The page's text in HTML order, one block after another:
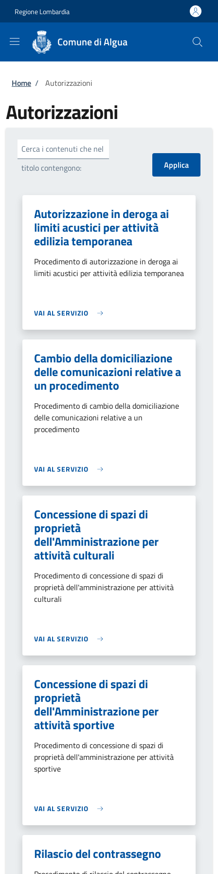
Regione Lombardia
Comune di Algua
Briciole di pane
Home / Autorizzazioni
Autorizzazioni
Cerca i contenuti che nel
titolo contengono:
Autorizzazione in deroga ai
limiti acustici per attività
edilizia temporanea
Procedimento di autorizzazione in deroga ai
limiti acustici per attività edilizia temporanea
VAI AL SERVIZIO
Cambio della domiciliazione
delle comunicazioni relative a
un procedimento
Procedimento di cambio della domiciliazione
delle comunicazioni relative a un
procedimento
VAI AL SERVIZIO
Concessione di spazi di
proprietà
dell'Amministrazione per
attività culturali
Procedimento di concessione di spazi di
proprietà dell'amministrazione per attività
culturali
VAI AL SERVIZIO
Concessione di spazi di
proprietà
dell'Amministrazione per
attività sportive
Procedimento di concessione di spazi di
proprietà dell'amministrazione per attività
sportive
VAI AL SERVIZIO
Rilascio del contrassegno